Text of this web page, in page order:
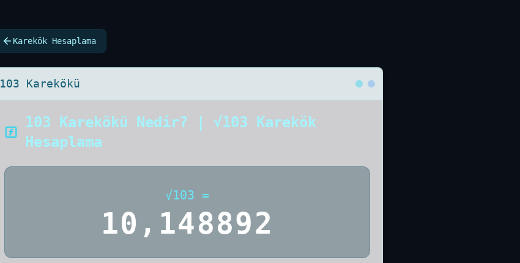
Karekök Hesaplama
103 Karekökü
103 Karekökü Nedir? | √103 Karekök
Hesaplama
√103 =
10,148892